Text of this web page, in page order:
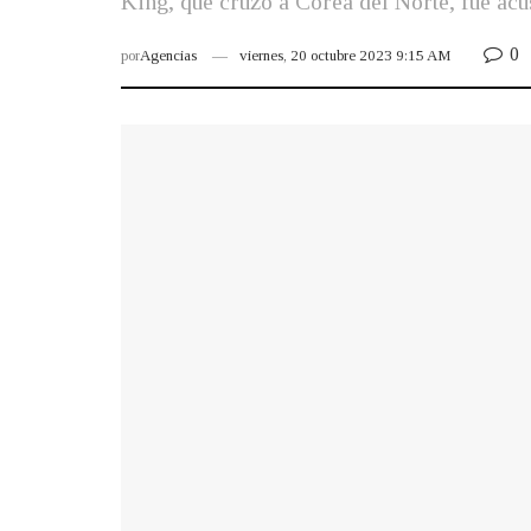
porAgencias viernes, 20 octubre 2023 9:15 AM 0